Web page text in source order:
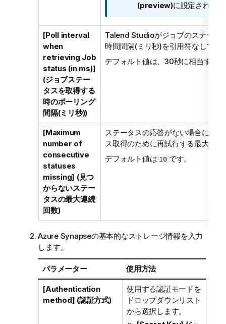
(preview)に設定されて
[Poll interval
when
retrieving Job
status (in ms)]
(ジョブステー
タスを取得する
時のポーリング
間隔(ミリ秒))
Talend Studioがジョブのステータ
時間間隔(ミリ秒)を引用符なしで入
デフォルト値は、30秒に相当する
[Maximum
number of
consecutive
statuses
missing] (見つ
からないステー
タスの最大連続
回数)
ステータスの応答がない場合に
ス取得のために再試行する最大回
デフォルト値は 10 です。
Azure Synapseの基本的なストレージ情報を入力
します。
パラメーター 使用方法
[Authentication
method] (認証方式)
使用する認証モードを
ドロップダウンリスト
から選択します。